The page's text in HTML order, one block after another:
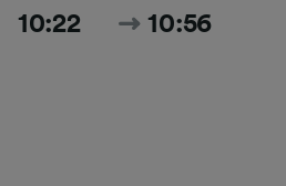
10:22 10:56